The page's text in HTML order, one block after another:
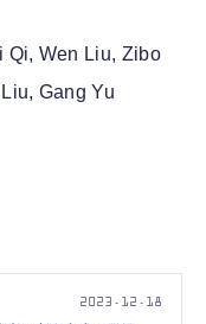
Qi, Wen Liu, Zibo
Gang Yu
2023.12.18